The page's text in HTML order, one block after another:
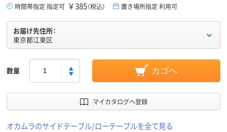
時間帯指定 指定可 ￥385（税込） 置き場所指定 利用可
お届け先住所：
東京都江東区
数量 カゴへ
マイカタログへ登録
オカムラのサイドテーブル/ローテーブルを全て見る